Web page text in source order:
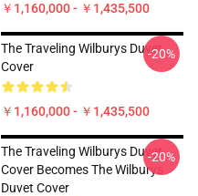
￥1,160,000 - ￥1,435,500
The Traveling Wilburys Duvet
Cover
￥1,160,000 - ￥1,435,500
-20%
The Traveling Wilburys Duvet
Cover Becomes The Wilburys
Duvet Cover
-20%